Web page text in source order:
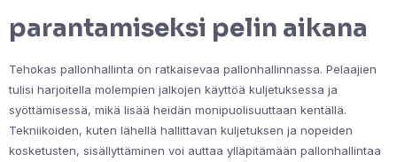
parantamiseksi pelin aikana
Tehokas pallonhallinta on ratkaisevaa pallonhallinnassa. Pelaajien
tulisi harjoitella molempien jalkojen käyttöä kuljetuksessa ja
syöttämisessä, mikä lisää heidän monipuolisuuttaan kentällä.
Tekniikoiden, kuten lähellä hallittavan kuljetuksen ja nopeiden
kosketusten, sisällyttäminen voi auttaa ylläpitämään pallonhallintaa